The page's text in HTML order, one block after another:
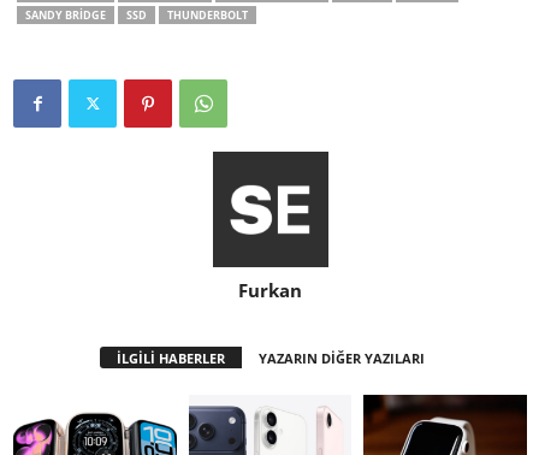
SANDY BRIDGE
SSD THUNDERBOLT
Furkan
İLGİLİ HABERLER YAZARIN DİĞER YAZILARI